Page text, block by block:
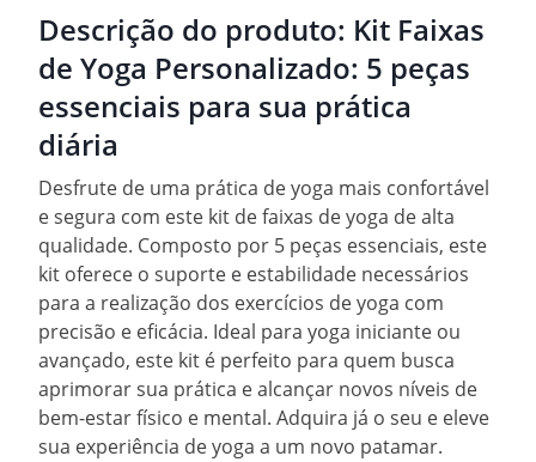
Descrição do produto: Kit Faixas
de Yoga Personalizado: 5 peças
essenciais para sua prática
diária
Desfrute de uma prática de yoga mais confortável
e segura com este kit de faixas de yoga de alta
qualidade. Composto por 5 peças essenciais, este
kit oferece o suporte e estabilidade necessários
para a realização dos exercícios de yoga com
precisão e eficácia. Ideal para yoga iniciante ou
avançado, este kit é perfeito para quem busca
aprimorar sua prática e alcançar novos níveis de
bem-estar físico e mental. Adquira já o seu e eleve
sua experiência de yoga a um novo patamar.